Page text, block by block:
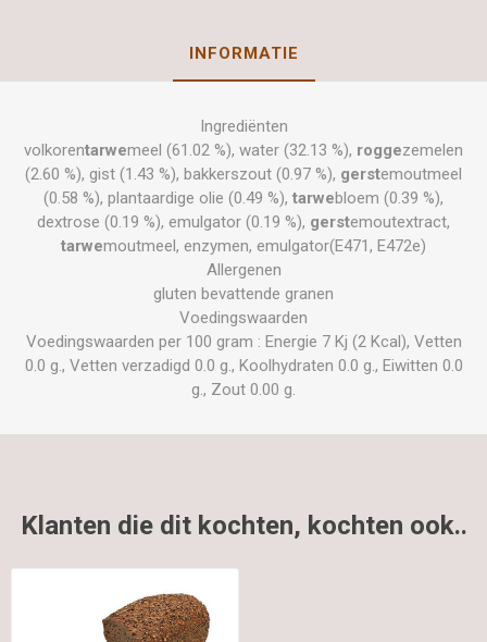
INFORMATIE
Ingrediënten
volkorentarwemeel (61.02 %), water (32.13 %), roggezemelen
(2.60 %), gist (1.43 %), bakkerszout (0.97 %), gerstemoutmeel
(0.58 %), plantaardige olie (0.49 %), tarwebloem (0.39 %),
dextrose (0.19 %), emulgator (0.19 %), gerstemoutextract,
tarwemoutmeel, enzymen, emulgator(E471, E472e)
Allergenen
gluten bevattende granen
Voedingswaarden
Voedingswaarden per 100 gram : Energie 7 Kj (2 Kcal), Vetten
0.0 g., Vetten verzadigd 0.0 g., Koolhydraten 0.0 g., Eiwitten 0.0
g., Zout 0.00 g.
Klanten die dit kochten, kochten ook..